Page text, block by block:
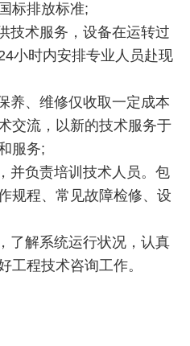
标排放标准;
技术服务，设备在运转过
小时内安排专业人员赴现
养、维修仅收取一定成本
交流，以新的技术服务于
服务;
并负责培训技术人员。包
规程、常见故障检修、设
了解系统运行状况，认真
工程技术咨询工作。